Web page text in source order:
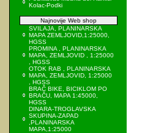
Kolac-Podki
Najnovije Web shop
SVILAJA, PLANINARSKA
MAPA ZEMLJOVID,1:25000,
HGSS
PROMINA , PLANINARSKA
MAPA, ZEMLJOVID , 1:25000
, HGSS
OTOK RAB , PLANINARSKA
MAPA, ZEMLJOVID, 1:25000
, HGSS
BRAČ BIKE, BICIKLOM PO
BRAČU, MAPA 1:45000,
HGSS
DINARA-TROGLAVSKA
SKUPINA-ZAPAD
,PLANINARSKA
MAPA,1:25000